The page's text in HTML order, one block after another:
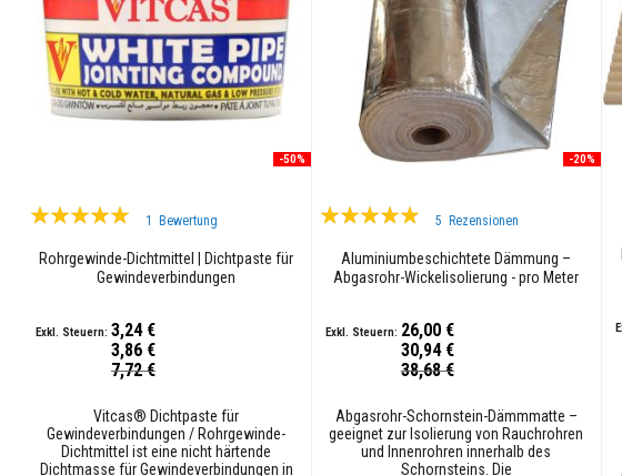
Wärmespeichernde
Materialien
Kaminplatten
Klebstoffe
Feuerfeste
-50%
Bewertung:
1 Bewertung
Rohrgewinde-Dichtmittel | Dichtpaste für
Gewindeverbindungen
3,86 €
3,24 €
7,72 €
Vitcas® Dichtpaste für
Gewindeverbindungen / Rohrgewinde-
Dichtmittel ist eine nicht härtende
Dichtmasse für Gewindeverbindungen in
-20%
Bewertung:
5 Rezensionen
Aluminiumbeschichtete Dämmung –
Abgasrohr-Wickelisolierung - pro Meter
30,94 €
26,00 €
38,68 €
Abgasrohr-Schornstein-Dämmmatte –
geeignet zur Isolierung von Rauchrohren
und Innenrohren innerhalb des
Schornsteins. Die